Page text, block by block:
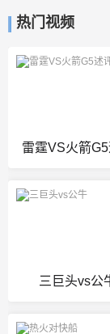
热门视频
雷霆VS火箭
三巨头vs公